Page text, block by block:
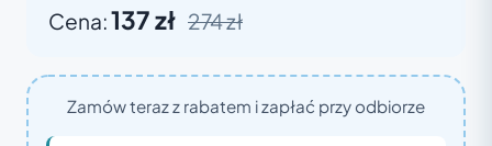
Cena:137 zł 274 zł
Zamów teraz z rabatem i zapłać przy odbiorze